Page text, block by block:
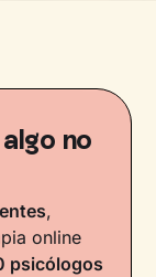
no
,
online
psicólogos